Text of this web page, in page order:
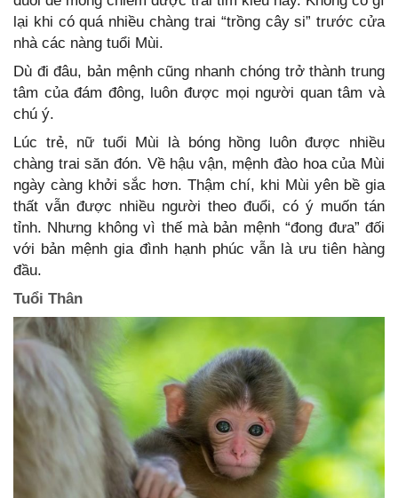
lại khi có quá nhiều chàng trai “trồng cây si” trước cửa
nhà các nàng tuổi Mùi.
Dù đi đâu, bản mệnh cũng nhanh chóng trở thành trung
tâm của đám đông, luôn được mọi người quan tâm và
chú ý.
Lúc trẻ, nữ tuổi Mùi là bóng hồng luôn được nhiều
chàng trai săn đón. Về hậu vận, mệnh đào hoa của Mùi
ngày càng khởi sắc hơn. Thậm chí, khi Mùi yên bề gia
thất vẫn được nhiều người theo đuổi, có ý muốn tán
tỉnh. Nhưng không vì thế mà bản mệnh “đong đưa” đối
với bản mệnh gia đình hạnh phúc vẫn là ưu tiên hàng
đầu.
Tuổi Thân